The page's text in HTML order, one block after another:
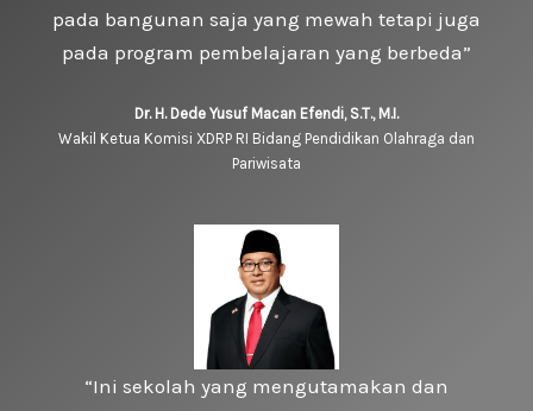
pada bangunan saja yang mewah tetapi juga
pada program pembelajaran yang berbeda”
Dr. H. Dede Yusuf Macan Efendi, S.T., M.I.
Wakil Ketua Komisi XDRP RI Bidang Pendidikan Olahraga dan
Pariwisata
“Ini sekolah yang mengutamakan dan